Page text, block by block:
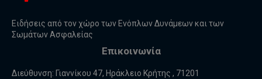
Ειδήσεις από τον χώρο των Ενόπλων Δυνάμεων και των
Σωμάτων Ασφαλείας
Επικοινωνία
Διεύθυνση: Γιαννίκου 47, Ηράκλειο Κρήτης , 71201